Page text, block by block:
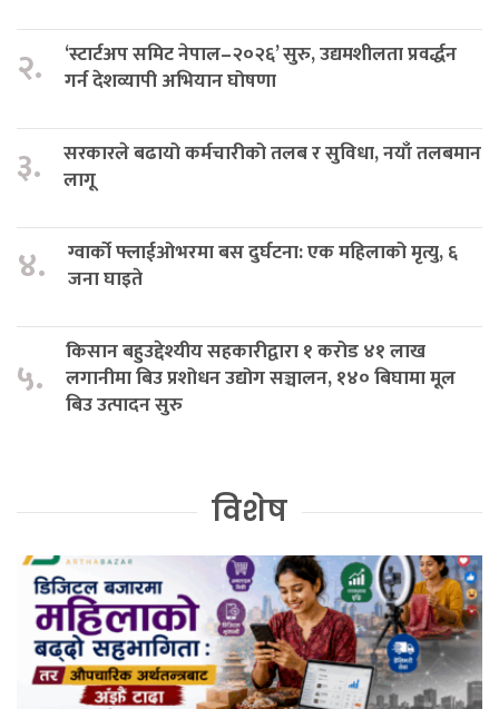
२.
‘स्टार्टअप समिट नेपाल–२०२६’ सुरु, उद्यमशीलता प्रवर्द्धन
गर्न देशव्यापी अभियान घोषणा
३.
सरकारले बढायो कर्मचारीको तलब र सुविधा, नयाँ तलबमान
लागू
४.
ग्वार्को फ्लाईओभरमा बस दुर्घटना: एक महिलाको मृत्यु, ६
जना घाइते
५.
किसान बहुउद्देश्यीय सहकारीद्वारा १ करोड ४१ लाख
लगानीमा बिउ प्रशोधन उद्योग सञ्चालन, १४० बिघामा मूल
बिउ उत्पादन सुरु
विशेष